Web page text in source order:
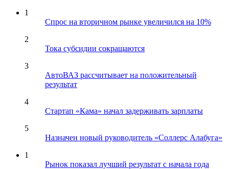
1
Спрос на вторичном рынке увеличился на 10%
2
Тока субсидии сокращаются
3
АвтоВАЗ рассчитывает на положительный
результат
4
Стартап «Кама» начал задерживать зарплаты
5
Назначен новый руководитель «Соллерс Алабуга»
1
Рынок показал лучший результат с начала года